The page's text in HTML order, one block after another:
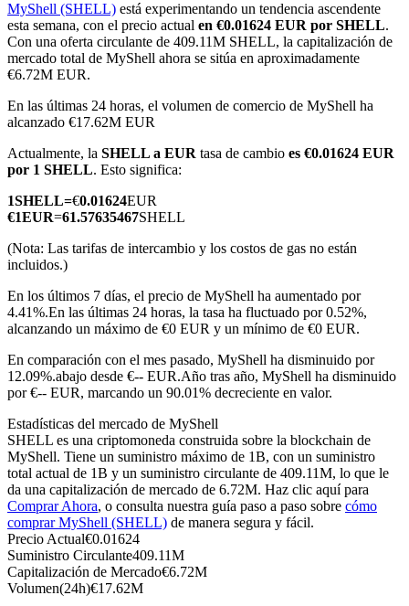
Futuros COIN-M
Futuros de criptomonedas
Derivados de acciones, divisas, metales preciosos y materias
Futuros del USDC
Futuros que utilizan USDC como garantía
Copiar Trading
MyShell (SHELL) está experimentando un tendencia ascendente
esta semana, con el precio actual en €0.01624 EUR por SHELL.
Con una oferta circulante de 409.11M SHELL, la capitalización de
mercado total de MyShell ahora se sitúa en aproximadamente
€6.72M EUR.
En las últimas 24 horas, el volumen de comercio de MyShell ha
alcanzado €17.62M EUR
Actualmente, la SHELL a EUR tasa de cambio es €0.01624 EUR
por 1 SHELL. Esto significa:
1SHELL=€0.01624EUR
€1EUR=61.57635467SHELL
(Nota: Las tarifas de intercambio y los costos de gas no están
incluidos.)
En los últimos 7 días, el precio de MyShell ha aumentado por
4.41%.En las últimas 24 horas, la tasa ha fluctuado por 0.52%,
alcanzando un máximo de €0 EUR y un mínimo de €0 EUR.
En comparación con el mes pasado, MyShell ha disminuido por
12.09%.abajo desde €-- EUR.Año tras año, MyShell ha disminuido
por €-- EUR, marcando un 90.01% decreciente en valor.
Estadísticas del mercado de MyShell
SHELL es una criptomoneda construida sobre la blockchain de
MyShell. Tiene un suministro máximo de 1B, con un suministro
total actual de 1B y un suministro circulante de 409.11M, lo que le
da una capitalización de mercado de 6.72M. Haz clic aquí para
Comprar Ahora, o consulta nuestra guía paso a paso sobre cómo
comprar MyShell (SHELL) de manera segura y fácil.
Precio Actual€0.01624
Suministro Circulante409.11M
Capitalización de Mercado€6.72M
Volumen(24h)€17.62M